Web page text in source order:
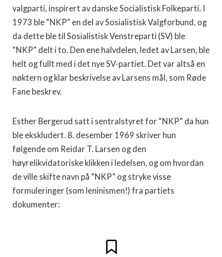
valgparti, inspirert av danske Socialistisk Folkeparti. I
1973 ble “NKP” en del av Sosialistisk Valgforbund, og
da dette ble til Sosialistisk Venstreparti (SV) ble
“NKP” delt i to. Den ene halvdelen, ledet av Larsen, ble
helt og fullt med i det nye SV-partiet. Det var altså en
nøktern og klar beskrivelse av Larsens mål, som Røde
Fane beskrev.
Esther Bergerud satt i sentralstyret for “NKP” da hun
ble ekskludert. 8. desember 1969 skriver hun
følgende om Reidar T. Larsen og den
høyrelikvidatoriske klikken i ledelsen, og om hvordan
de ville skifte navn på “NKP” og stryke visse
formuleringer (som leninismen!) fra partiets
dokumenter: